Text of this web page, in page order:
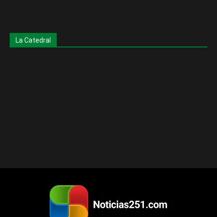
La Catedral